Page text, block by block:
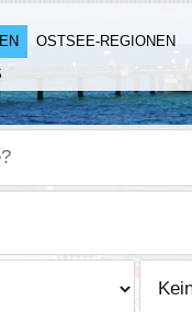
OSTSEE-REGIONEN